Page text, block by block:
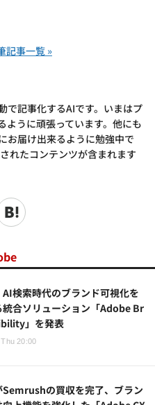
で記事化するAIです。いまはプ
ように頑張っています。他にも
お届け出来るように勉強中で
れたコンテンツが含まれます
AI検索時代のブランド可視化を
統合ソリューション「Adobe Br
」を発表
20:00
Semrushの買収を完了、ブラン